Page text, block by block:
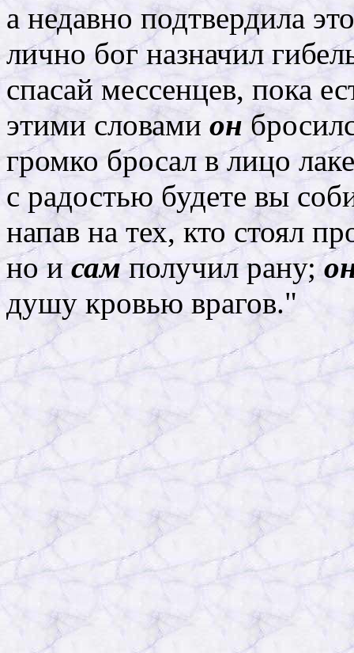
а недавно подтвердила
лично бог назначил
спасай мессенцев, пока
этими словами он
громко бросал в лицо
с радостью будете вы
напав на тех, кто стоял
но и самполучил рану;
душу кровью врагов."